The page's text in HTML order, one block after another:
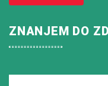
ZNANJEM DO